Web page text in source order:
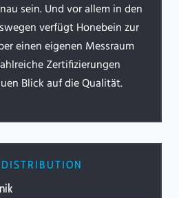
sein. Und vor allem in den
verfügt Honebein zur
einen eigenen Messraum
Zertifizierungen
Blick auf die Qualität.